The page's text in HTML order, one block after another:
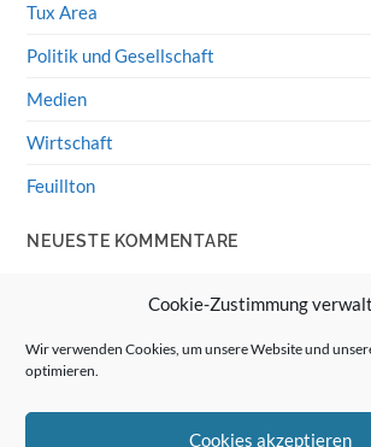
Cookie-Zustimmung
Wir verwenden Cookies, um unsere Website und
optimieren.
Cookies akzeptieren
Tux Area
Politik und Gesellschaft
Medien
Wirtschaft
Feuillton
NEUESTE KOMMENTARE
Wolff von Rechenberg
Linux Mint: Google Drive